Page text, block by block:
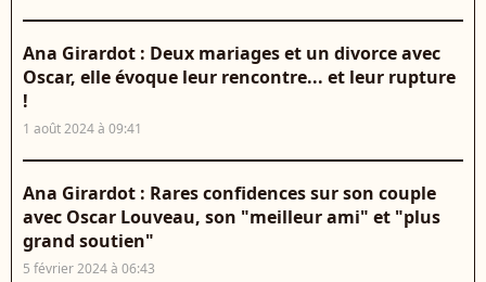
Ana Girardot : Deux mariages et un divorce avec
Oscar, elle évoque leur rencontre... et leur rupture
!
1 août 2024 à 09:41
Ana Girardot : Rares confidences sur son couple
avec Oscar Louveau, son "meilleur ami" et "plus
grand soutien"
5 février 2024 à 06:43